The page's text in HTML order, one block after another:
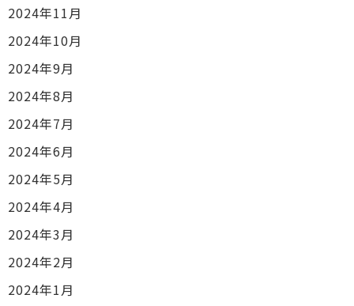
2024年11月
2024年10月
2024年9月
2024年8月
2024年7月
2024年6月
2024年5月
2024年4月
2024年3月
2024年2月
2024年1月